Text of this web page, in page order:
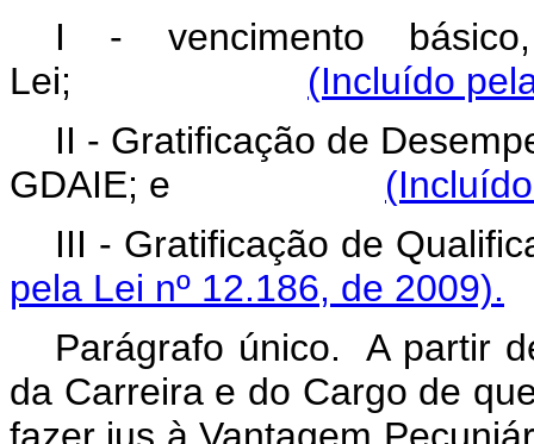
I - vencimento
Lei; (Incluído
II - Gratificação de
GDAIE; e
III - Gratificação
pela Lei nº 12.186, de 2009).
Parágrafo único. A partir
da Carreira e do Cargo de